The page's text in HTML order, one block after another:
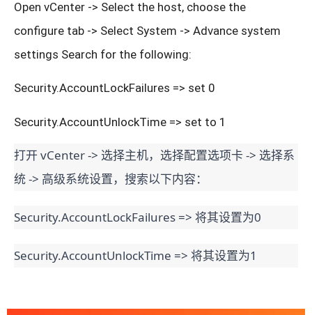
Open vCenter -> Select the host, choose the
configure tab -> Select System -> Advance system
settings Search for the following:
Security.AccountLockFailures => set 0
Security.AccountUnlockTime => set to 1
打开 vCenter -> 选择主机，选择配置选项卡 -> 选择系
统 -> 高级系统设置，搜索以下内容：
Security.AccountLockFailures => 将其设置为0
Security.AccountUnlockTime => 将其设置为1